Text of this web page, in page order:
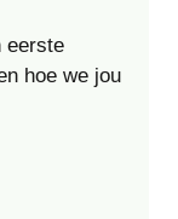
eerste
hoe we jou